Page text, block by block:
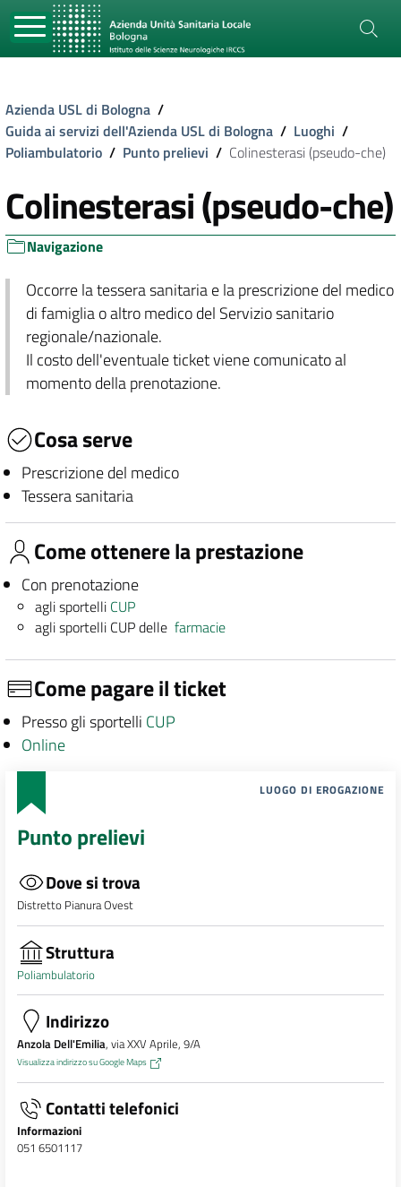
Azienda USL di Bologna /
Guida ai servizi dell'Azienda USL di Bologna / Luoghi /
Poliambulatorio / Punto prelievi / Colinesterasi (pseudo-che)
Colinesterasi (pseudo-che)
Navigazione
Occorre la tessera sanitaria e la prescrizione del medico
di famiglia o altro medico del Servizio sanitario
regionale/nazionale.
Il costo dell'eventuale ticket viene comunicato al
momento della prenotazione.
Cosa serve
Prescrizione del medico
Tessera sanitaria
Come ottenere la prestazione
Con prenotazione
agli sportelli CUP
agli sportelli CUP dellefarmacie
Come pagare il ticket
Presso gli sportelli CUP
Online
LUOGO DI EROGAZIONE
Punto prelievi
Dove si trova
Distretto Pianura Ovest
Struttura
Poliambulatorio
Indirizzo
Anzola Dell'Emilia, via XXV Aprile, 9/A
Visualizza indirizzo su Google Maps
Contatti telefonici
Informazioni
051 6501117